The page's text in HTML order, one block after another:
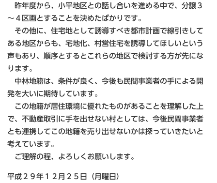
昨年度から、小平地区との話し合いを進める中で、分譲３
～４区画とすることを決めたばかりです。
その他に、住宅地として誘導すべき都市計画で線引きして
ある地区からも、宅地化、村営住宅を誘導してほしいという
声もあり、順序とするとこれらの地区で検討する方が先にな
ります。
中林地籍は、条件が良く、今後も民間事業者の手による開
発を大いに期待しています。
この地籍が居住環境に優れたものがあることを理解した上
で、不動産取引に手を出せない村としては、今後民間事業者
とも連携してこの地籍を売り出せないかは探っていきたいと
考えています。
ご理解の程、よろしくお願いします。
平成２９年１２月２５日（月曜日）